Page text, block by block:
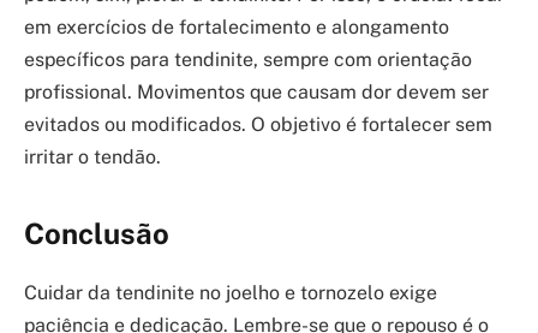
em exercícios de fortalecimento e alongamento
específicos para tendinite, sempre com orientação
profissional. Movimentos que causam dor devem ser
evitados ou modificados. O objetivo é fortalecer sem
irritar o tendão.
Conclusão
Cuidar da tendinite no joelho e tornozelo exige
paciência e dedicação. Lembre-se que o repouso é o